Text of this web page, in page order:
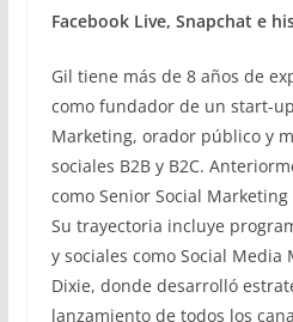
Facebook Live, Snapchat e
Gil tiene más de 8 años de
como fundador de un start-
Marketing, orador público y
sociales B2B y B2C.
como Senior Social
Su trayectoria incluye
y sociales como Social Media
Dixie, donde desarrolló
lanzamiento de todos los